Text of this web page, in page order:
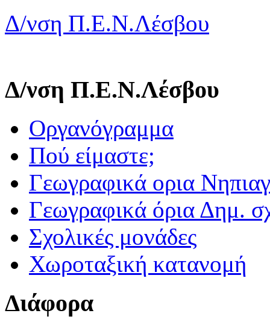
Δ/νση Π.Ε.Ν.Λέσβου
Δ/νση Π.Ε.Ν.Λέσβου
Οργανόγραμμα
Πού είμαστε;
Γεωγραφικά ορια
Γεωγραφικά όρια Δημ.
Σχολικές μονάδες
Χωροταξική κατανομή
Διάφορα